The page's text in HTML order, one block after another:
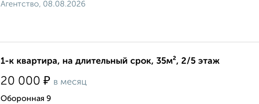
Агентство, 08.08.2026
1-к квартира, на длительный срок, 35м², 2/5 этаж
20 000 ₽ в месяц
Оборонная 9